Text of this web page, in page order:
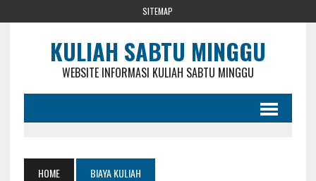
SITEMAP
KULIAH SABTU MINGGU
WEBSITE INFORMASI KULIAH SABTU MINGGU
HOME BIAYA KULIAH